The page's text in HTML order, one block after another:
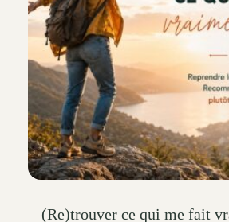
(Re)trouver ce qui me fait